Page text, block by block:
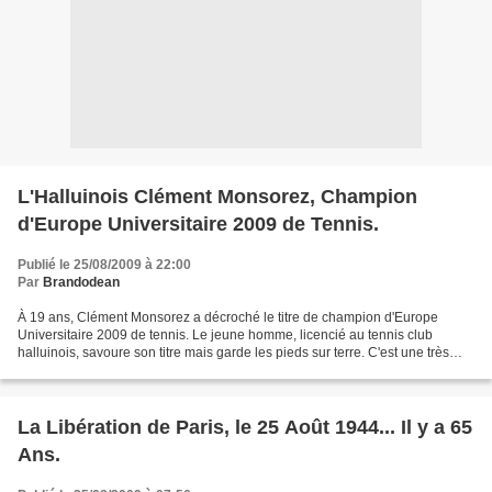
L'Halluinois Clément Monsorez, Champion
d'Europe Universitaire 2009 de Tennis.
Publié le 25/08/2009 à 22:00
Par Brandodean
À 19 ans, Clément Monsorez a décroché le titre de champion d'Europe
Universitaire 2009 de tennis. Le jeune homme, licencié au tennis club
halluinois, savoure son titre mais garde les pieds sur terre. C'est une très
La Libération de Paris, le 25 Août 1944... Il y a 65
Ans.